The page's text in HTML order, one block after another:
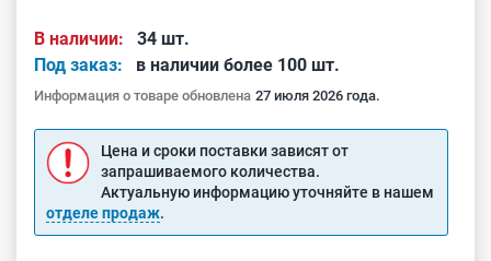
В наличии:
34 шт.
Под заказ:
в наличии более 100 шт.
Информация о товаре обновлена 27 июля 2026 года.
Цена и сроки поставки зависят от
запрашиваемого количества.
Актуальную информацию уточняйте в нашем
отделе продаж.